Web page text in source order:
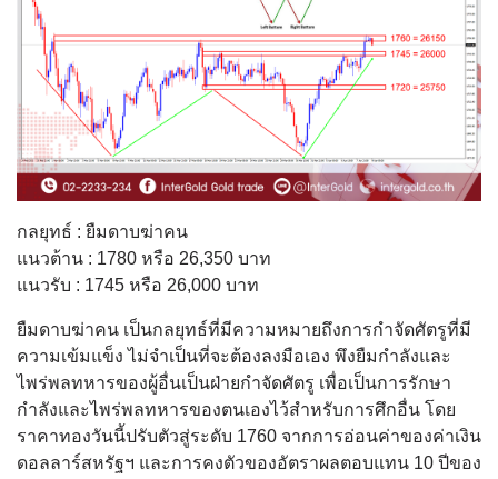
กลยุทธ์ : ยืมดาบฆ่าคน
แนวต้าน : 1780 หรือ 26,350 บาท
แนวรับ : 1745 หรือ 26,000 บาท
ยืมดาบฆ่าคน เป็นกลยุทธ์ที่มีความหมายถึงการกำจัดศัตรูที่มี
ความเข้มแข็ง ไม่จำเป็นที่จะต้องลงมือเอง พึงยืมกำลังและ
ไพร่พลทหารของผู้อื่นเป็นฝ่ายกำจัดศัตรู เพื่อเป็นการรักษา
กำลังและไพร่พลทหารของตนเองไว้สำหรับการศึกอื่น โดย
ราคาทองวันนี้ปรับตัวสู่ระดับ 1760 จากการอ่อนค่าของค่าเงิน
ดอลลาร์สหรัฐฯ และการคงตัวของอัตราผลตอบแทน 10 ปีของ